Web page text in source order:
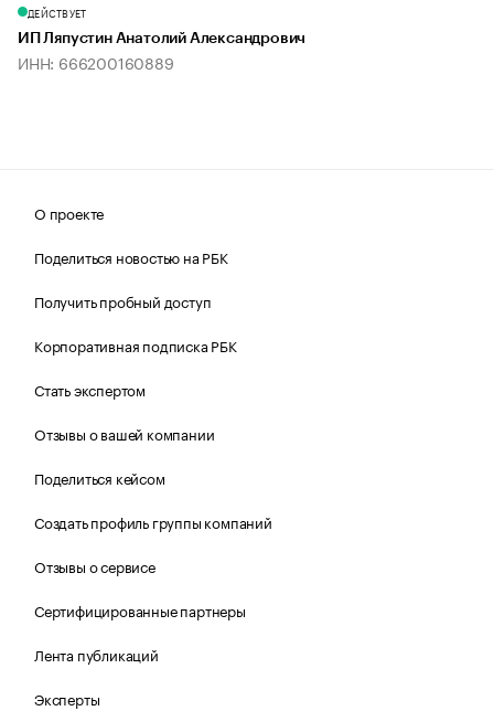
ДЕЙСТВУЕТ
ИП Ляпустин Анатолий Александрович
ИНН: 666200160889
О проекте
Поделиться новостью на РБК
Получить пробный доступ
Корпоративная подписка РБК
Стать экспертом
Отзывы о вашей компании
Поделиться кейсом
Создать профиль группы компаний
Отзывы о сервисе
Сертифицированные партнеры
Лента публикаций
Эксперты